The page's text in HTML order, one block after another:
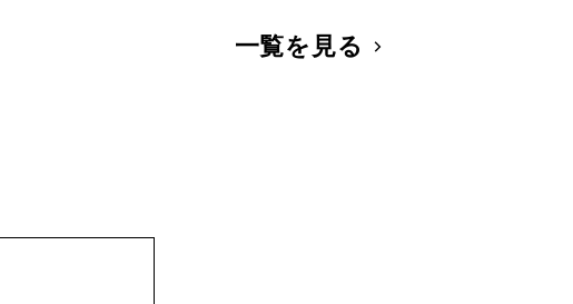
一覧を見る